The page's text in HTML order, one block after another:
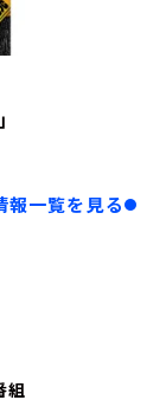
・臨床
報一覧を見る
組